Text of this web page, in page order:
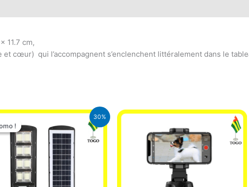
11.7 cm,
cœur) qui l’accompagnent s’enclenchent littéralement dans le
30%
!!
Le
initial
était :
50.000 CFA.
Le
actuel
est :
35.000 CFA.